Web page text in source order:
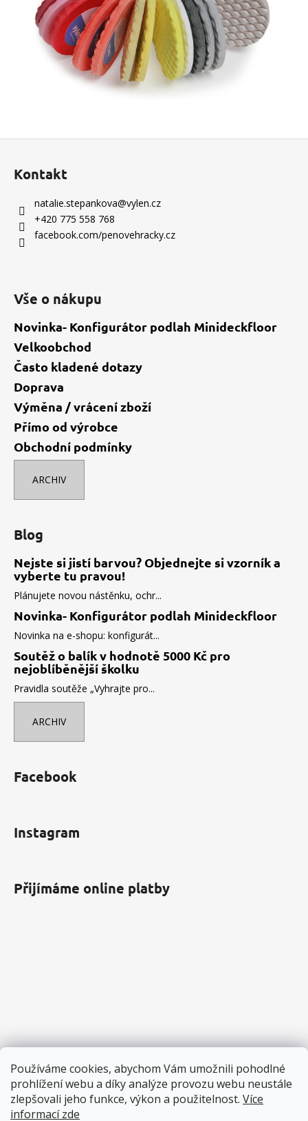
Používáme cookies, abychom Vám umožnili pohodlné
prohlížení webu a díky analýze provozu webu neustále
zlepšovali jeho funkce, výkon a použitelnost. Více
informací zde
Kontakt
natalie.stepankova@vylen.cz
+420 775 558 768
facebook.com/penovehracky.cz
Vše o nákupu
Novinka- Konfigurátor podlah Minideckfloor
Velkoobchod
Často kladené dotazy
Doprava
Výměna / vrácení zboží
Přímo od výrobce
Obchodní podmínky
ARCHIV
Blog
Nejste si jistí barvou? Objednejte si vzorník a
vyberte tu pravou!
Plánujete novou nástěnku, ochr...
Novinka- Konfigurátor podlah Minideckfloor
Novinka na e-shopu: konfigurát...
Soutěž o balík v hodnotě 5000 Kč pro
nejoblíběnější školku
Pravidla soutěže „Vyhrajte pro...
ARCHIV
Facebook
Instagram
Přijímáme online platby